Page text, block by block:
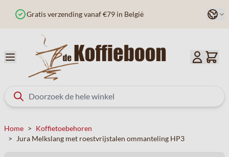
Besteld voor 12u? Vandaag verzonden Taal
Home > Koffietoebehoren
>
Jura Melkslang met roestvrijstalen ommanteling HP3